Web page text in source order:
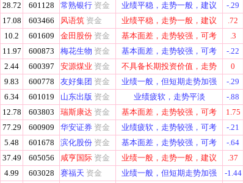
28.72 601128 常熟银行 资金 业绩平稳，走势一般，建议 -.29
17.08 603466 风语筑 资金 业绩平稳，走势一般，建议 .72
10.2 601609 金田股份 资金 基本面差，走势较强，可考 .3
11.97 600873 梅花生物 资金 基本面差，走势较强，可考 -.22
2.44 600397 安源煤业 资金 不具备长期投资价值，走势 0
9.83 600778 友好集团 资金 业绩一般，但短期走势加强 -.29
6.34 601019 山东出版 资金 业绩疲软，走势平淡 -.88
12.78 603803 瑞斯康达 资金 基本面差，走势较强，可考 1.75
77.29 600909 华安证券 资金 业绩疲软，走势较强，可考 -.21
5.48 601678 滨化股份 资金 基本面差，走势较强，可考 -.64
37.49 605056 咸亨国际 资金 业绩一般，走势一般，建议 .37
4.99 603028 赛福天 资金 业绩一般，但短期走势加强 -1.44